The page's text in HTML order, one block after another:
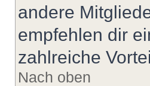
andere
empfehlen dir
zahlreiche
Nach oben